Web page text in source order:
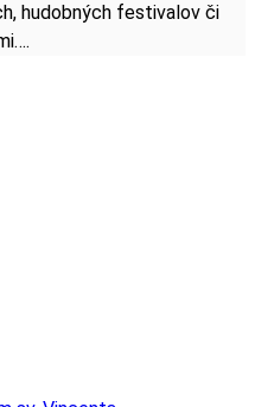
hudobných festivalov či